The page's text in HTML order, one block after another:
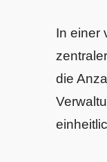
In einer
die